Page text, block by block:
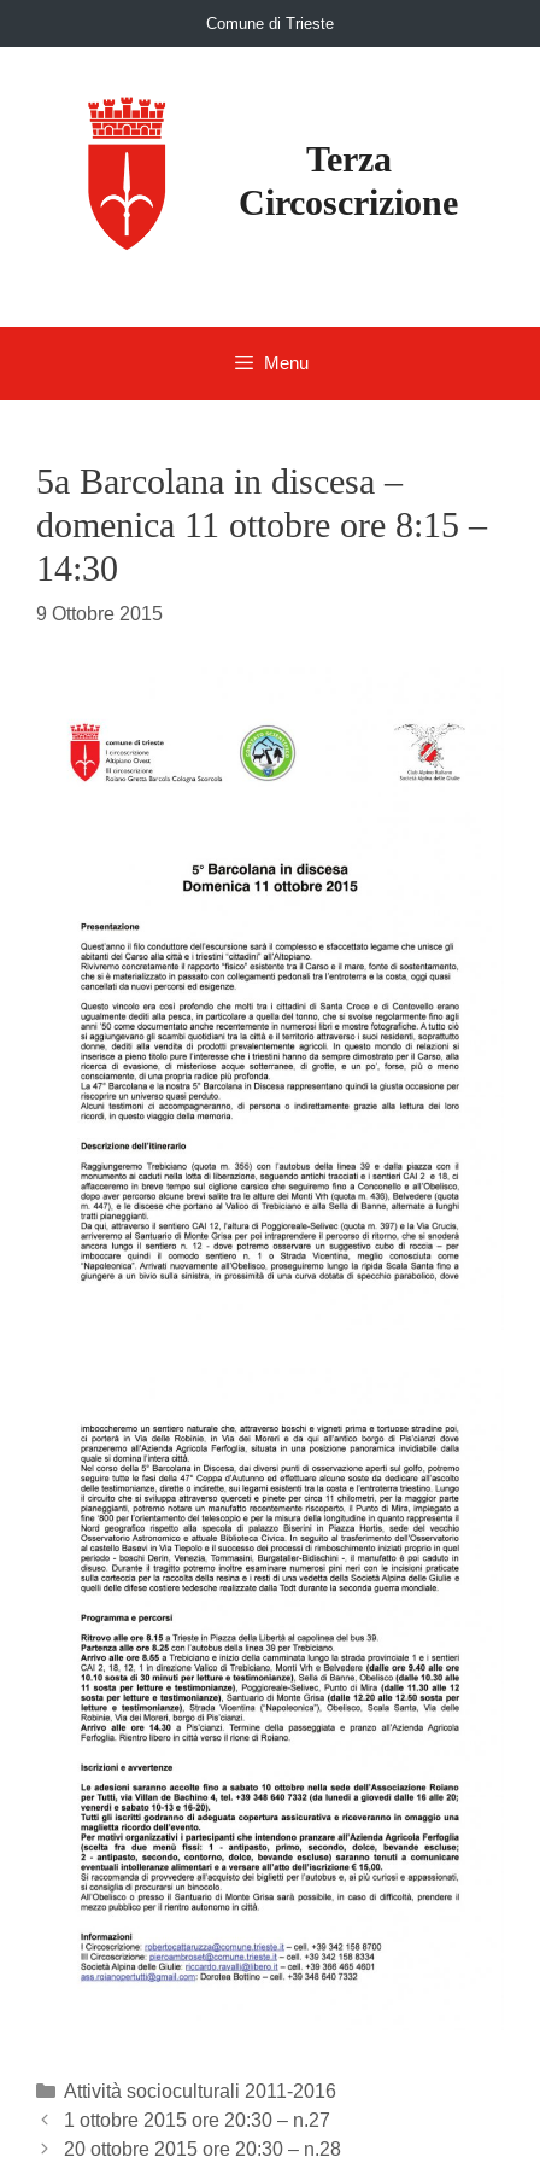
Comune di Trieste
Terza
Circoscrizione
Menu
5a Barcolana in discesa –
domenica 11 ottobre ore 8:15 –
14:30
9 Ottobre 2015
Categories
Attività socioculturali 2011-2016
Post
navigation
1 ottobre 2015 ore 20:30 – n.27
20 ottobre 2015 ore 20:30 – n.28